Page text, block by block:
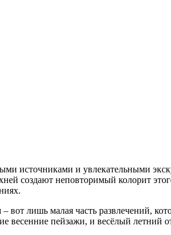
источниками и увлекательными
создают неповторимый колорит
лишь малая часть развлечений,
весенние пейзажи, и весёлый летний